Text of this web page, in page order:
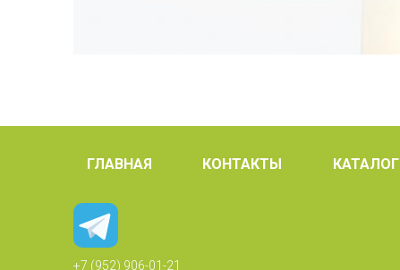
ГЛАВНАЯ КОНТАКТЫ КАТАЛОГ
+7 (952) 906-01-21